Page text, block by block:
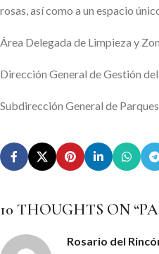
rosas, así como a un espacio
Área Delegada de Limpieza y
Dirección General de Gestión
Subdirección General de
10 THOUGHTS ON “
Rosario del